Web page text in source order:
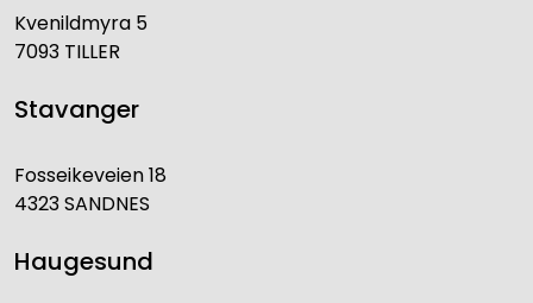
Kvenildmyra 5
7093 TILLER
Stavanger
Fosseikeveien 18
4323 SANDNES
Haugesund